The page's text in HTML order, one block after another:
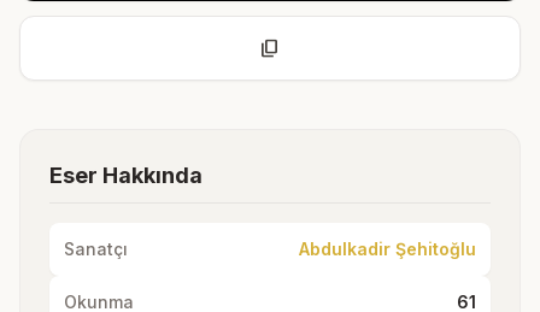
content_copy
Eser Hakkında
Sanatçı Abdulkadir Şehitoğlu
Okunma 61